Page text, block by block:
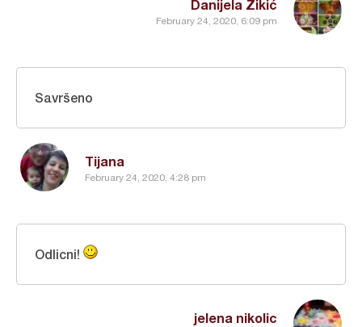
Danijela Žikić
February 24, 2020, 6:09 pm
Tijana
February 24, 2020, 4:28 pm
Savršeno
jelena nikolic
Odlicni!